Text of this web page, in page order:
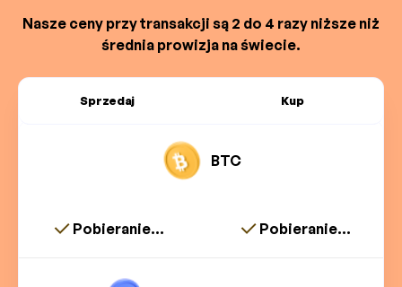
Nasze ceny przy transakcji są 2 do 4 razy niższe niż
średnia prowizja na świecie.
Sprzedaj Kup
BTC
Pobieranie... Pobieranie...